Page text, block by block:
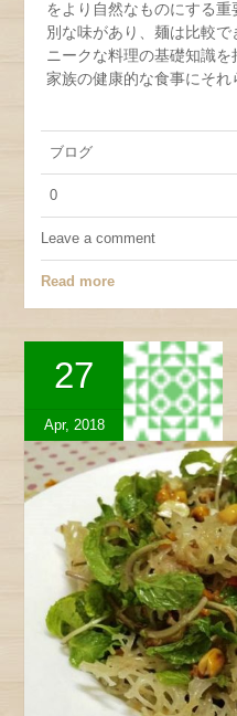
をより自然なものにする
別な味があり、麺は比較
ニークな料理の基礎知識
家族の健康的な食事にそれ
ブログ
0
Leave a comment
Read more
27
Apr, 2018